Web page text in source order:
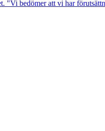
bedömer att vi har